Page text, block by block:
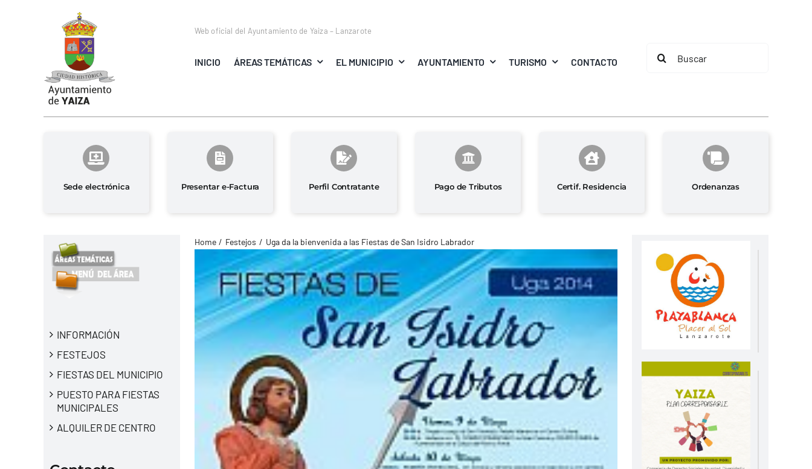
Web oficial del Ayuntamiento de Yaiza – Lanzarote
INICIO ÁREAS TEMÁTICAS EL MUNICIPIO AYUNTAMIENTO TURISMO CONTACTO
Buscar:
Sede electrónica Presentar e-Factura Perfil Contratante Pago de Tributos Certif. Residencia Ordenanzas
INFORMACIÓN
FESTEJOS
FIESTAS DEL MUNICIPIO
PUESTO PARA FIESTAS
MUNICIPALES
ALQUILER DE CENTRO
Home Festejos Uga da la bienvenida a las Fiestas de San Isidro Labrador